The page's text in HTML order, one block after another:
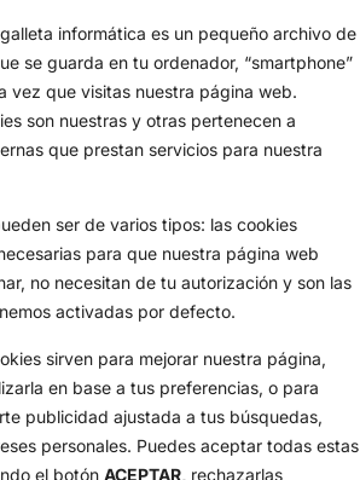
informática es un pequeño archivo de
se guarda en tu ordenador, “smartphone”
vez que visitas nuestra página web.
son nuestras y otras pertenecen a
que prestan servicios para nuestra
ser de varios tipos: las cookies
para que nuestra página web
no necesitan de tu autorización y son las
activadas por defecto.
sirven para mejorar nuestra página,
en base a tus preferencias, o para
publicidad ajustada a tus búsquedas,
personales. Puedes aceptar todas estas
el botón ACEPTAR, rechazarlas